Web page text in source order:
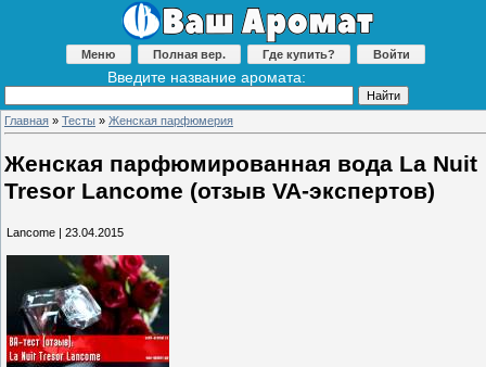
Меню Полная вер. Где купить? Войти
Введите название аромата:
Главная » Тесты » Женская парфюмерия
Женская парфюмированная вода La Nuit
Tresor Lancome (отзыв VA-экспертов)
Lancome | 23.04.2015